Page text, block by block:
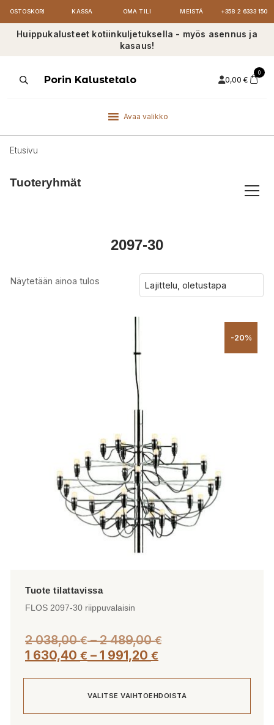
OSTOSKORI KASSA OMA TILI MEISTÄ +358 2 6333 150
Huippukalusteet kotiinkuljetuksella - myös asennus ja
kasaus!
ProductsPorin Kalustetalo 0,00 €
0
Avaa valikko
Etusivu
Tuoteryhmät
2097-30
Näytetään ainoa tulos
-20%
FLOS 2097-30 riippuvalaisin
2 038,00€ – 2 489,00€Hintaluokka:
2
489,00 €
1 630,40 € – 1 991,20 €
-
1
VALITSE VAIHTOEHDOISTA